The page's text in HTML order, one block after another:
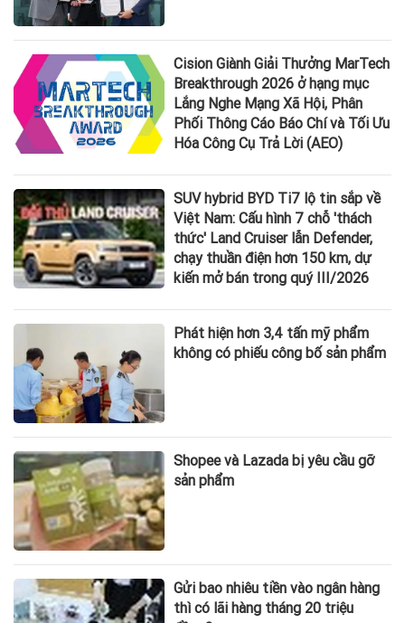
Cision Giành Giải Thưởng MarTech
Breakthrough 2026 ở hạng mục
Lắng Nghe Mạng Xã Hội, Phân
Phối Thông Cáo Báo Chí và Tối Ưu
Hóa Công Cụ Trả Lời (AEO)
SUV hybrid BYD Ti7 lộ tin sắp về
Việt Nam: Cấu hình 7 chỗ 'thách
thức' Land Cruiser lẫn Defender,
chạy thuần điện hơn 150 km, dự
kiến mở bán trong quý III/2026
Phát hiện hơn 3,4 tấn mỹ phẩm
không có phiếu công bố sản phẩm
Shopee và Lazada bị yêu cầu gỡ
sản phẩm
Gửi bao nhiêu tiền vào ngân hàng
thì có lãi hàng tháng 20 triệu